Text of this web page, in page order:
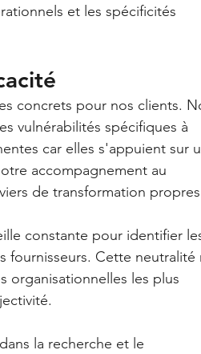
et les spécificités
concrets pour nos clients.
vulnérabilités spécifiques à
car elles s'appuient sur
accompagnement au
de transformation
constante pour identifier
fournisseurs. Cette neutralité
organisationnelles les plus
la recherche et le